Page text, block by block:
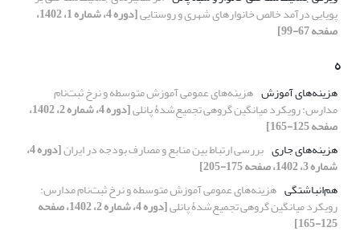
پویایی درآمد خالص خانوارهای شهری و روستایی [دوره 4، شماره 1، 1402،
صفحه 67-99]
ه
هزینه‌های آموزش هزینه‌های عمومی آموزش متوسطه و نرخ ثبت‌نام
مدارس: رویکرد میانگین گروهی تجمیع‌شدۀ پانلی [دوره 4، شماره 2، 1402،
صفحه 125-165]
هزینه‌های جاری بررسی ارتباط بین منابع و مصارف بودجه در ایران [دوره 4،
شماره 3، 1402، صفحه 175-205]
هم‌انباشتگی هزینه‌های عمومی آموزش متوسطه و نرخ ثبت‌نام مدارس:
رویکرد میانگین گروهی تجمیع‌شدۀ پانلی [دوره 4، شماره 2، 1402، صفحه
125-165]